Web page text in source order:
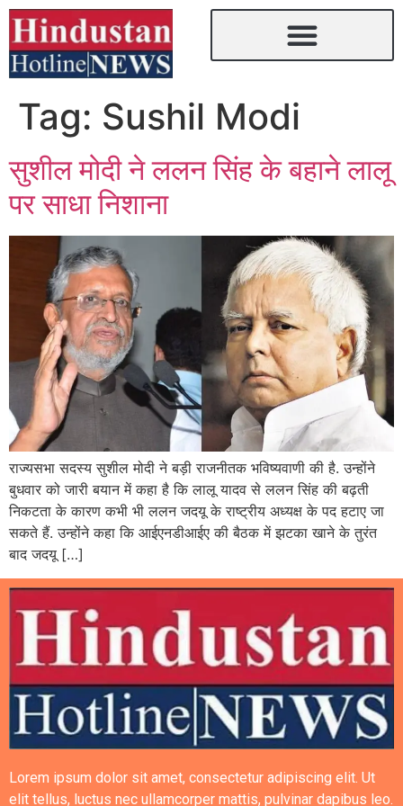
Tag: Sushil Modi
सुशील मोदी ने ललन सिंह के बहाने लालू
पर साधा निशाना
राज्यसभा सदस्य सुशील मोदी ने बड़ी राजनीतक भविष्यवाणी की है. उन्होंने
बुधवार को जारी बयान में कहा है कि लालू यादव से ललन सिंह की बढ़ती
निकटता के कारण कभी भी ललन जदयू के राष्ट्रीय अध्यक्ष के पद हटाए जा
सकते हैं. उन्होंने कहा कि आईएनडीआईए की बैठक में झटका खाने के तुरंत
बाद जदयू […]
Lorem ipsum dolor sit amet, consectetur adipiscing elit. Ut
elit tellus, luctus nec ullamcorper mattis, pulvinar dapibus leo.